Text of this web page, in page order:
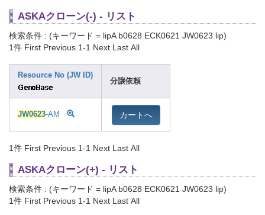
ASKAクローン(-) - リスト
検索条件 : (キーワード = lipA b0628 ECK0621 JW0623 lip)
1件 First Previous 1-1 Next Last All
Resource No (JW ID)
分譲依頼
JW0623-AM カートへ
1件 First Previous 1-1 Next Last All
ASKAクローン(+) - リスト
検索条件 : (キーワード = lipA b0628 ECK0621 JW0623 lip)
1件 First Previous 1-1 Next Last All